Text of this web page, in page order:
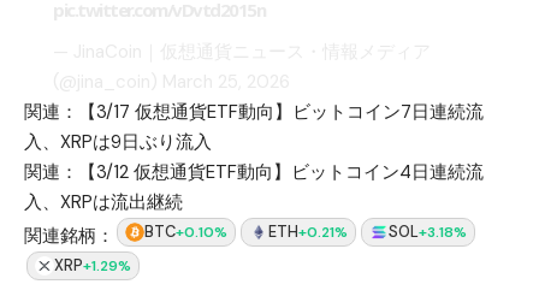
関連：
【3/17 仮想通貨ETF動向】ビットコイン7日連続流
入、XRPは9日ぶり流入
関連：
【3/12 仮想通貨ETF動向】ビットコイン4日連続流
入、XRPは流出継続
関連銘柄：
BTC+0.10% ETH+0.21% SOL+3.18%
XRP+1.29%